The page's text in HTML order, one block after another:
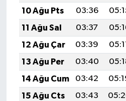
10 Ağu Pts
03:36
11 Ağu Sal
03:37
12 Ağu Çar
03:39
13 Ağu Per
03:40
14 Ağu Cum
03:42
15 Ağu Cts
03:43